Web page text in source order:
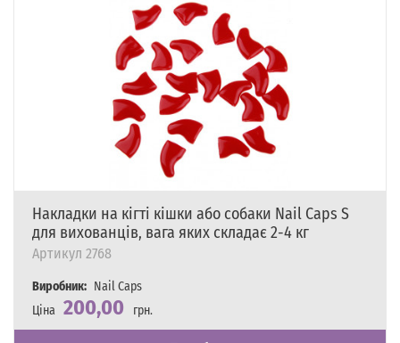
Накладки на кігті кішки або собаки Nail Caps S
для вихованців, вага яких складає 2-4 кг
Артикул 2768
Виробник: Nail Caps
Ціна 200,00
грн.
Наявність
Є в наявності